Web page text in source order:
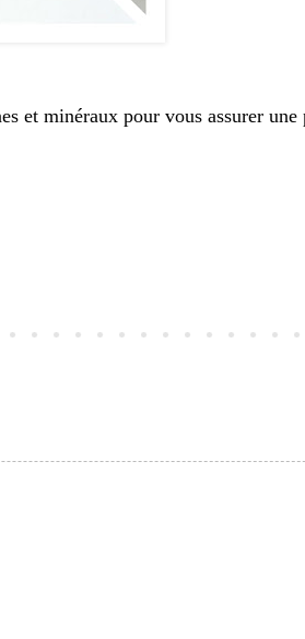
et minéraux pour vous assurer une